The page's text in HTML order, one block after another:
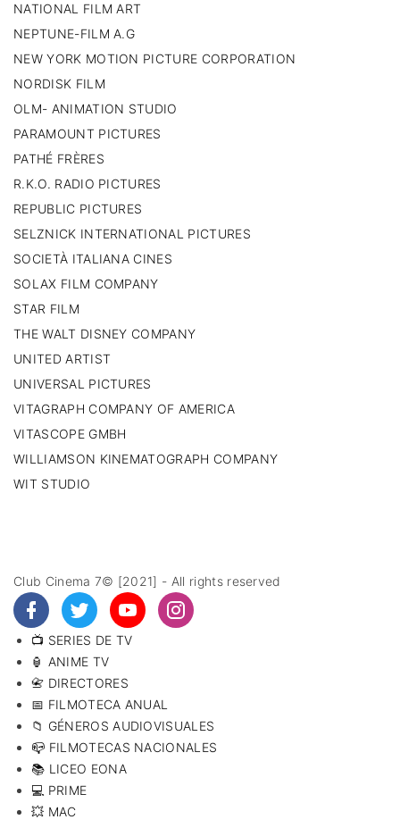
NATIONAL FILM ART
NEPTUNE-FILM A.G
NEW YORK MOTION PICTURE CORPORATION
NORDISK FILM
OLM- ANIMATION STUDIO
PARAMOUNT PICTURES
PATHÉ FRÈRES
R.K.O. RADIO PICTURES
REPUBLIC PICTURES
SELZNICK INTERNATIONAL PICTURES
SOCIETÀ ITALIANA CINES
SOLAX FILM COMPANY
STAR FILM
THE WALT DISNEY COMPANY
UNITED ARTIST
UNIVERSAL PICTURES
VITAGRAPH COMPANY OF AMERICA
VITASCOPE GMBH
WILLIAMSON KINEMATOGRAPH COMPANY
WIT STUDIO
Club Cinema 7© [2021] - All rights reserved
📺 SERIES DE TV
🏮 ANIME TV
📇 DIRECTORES
📅 FILMOTECA ANUAL
📁 GÉNEROS AUDIOVISUALES
📪 FILMOTECAS NACIONALES
📚 LICEO EONA
💻 PRIME
💥 MAC